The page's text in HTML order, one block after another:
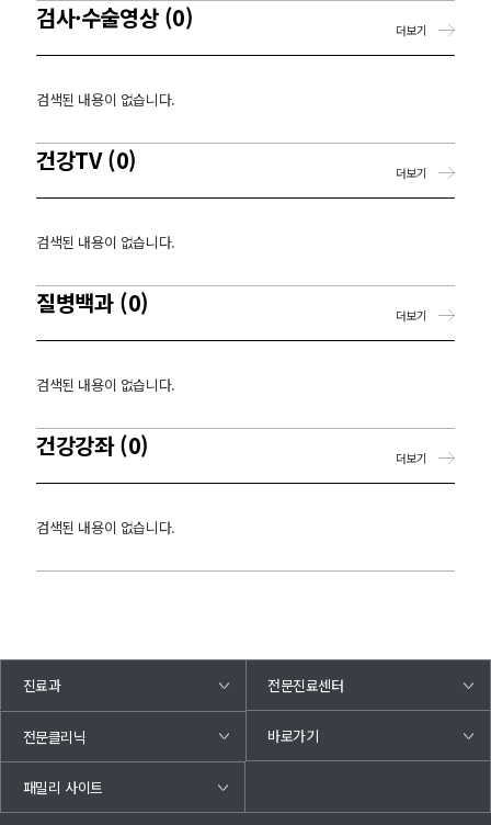
검사·수술영상 (0)
검색된 내용이 없습니다.
더보기
건강TV (0)
검색된 내용이 없습니다.
더보기
질병백과 (0)
검색된 내용이 없습니다.
더보기
건강강좌 (0)
검색된 내용이 없습니다.
더보기
진료과 전문진료센터
전문클리닉 바로가기
패밀리 사이트